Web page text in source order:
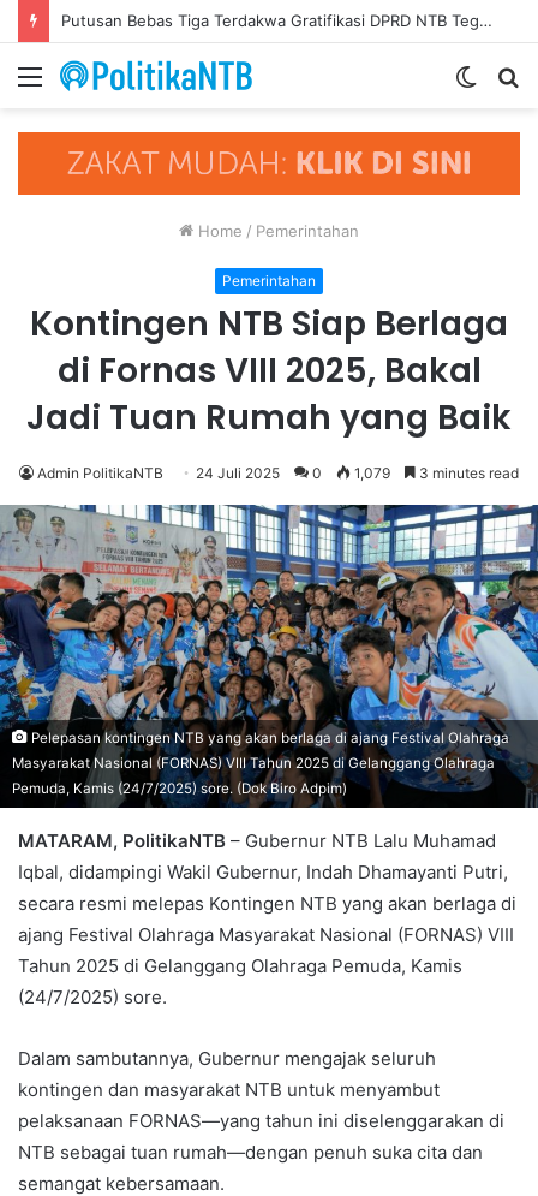
Putusan Bebas Tiga Terdakwa Gratifikasi DPRD NTB Tegaskan Keadilan Berdasarkan Fakta Persidangan
Menu
Switch
Home / Pemerintahan
Pemerintahan
Kontingen NTB Siap Berlaga
di Fornas VIII 2025, Bakal
Jadi Tuan Rumah yang Baik
Admin PolitikaNTB 24 Juli 2025 0 1,079 3 minutes read
Pelepasan kontingen NTB yang akan berlaga di ajang Festival Olahraga
Masyarakat Nasional (FORNAS) VIII Tahun 2025 di Gelanggang Olahraga
Pemuda, Kamis (24/7/2025) sore. (Dok Biro Adpim)
MATARAM, PolitikaNTB – Gubernur NTB Lalu Muhamad
Iqbal, didampingi Wakil Gubernur, Indah Dhamayanti Putri,
secara resmi melepas Kontingen NTB yang akan berlaga di
ajang Festival Olahraga Masyarakat Nasional (FORNAS) VIII
Tahun 2025 di Gelanggang Olahraga Pemuda, Kamis
(24/7/2025) sore.
Dalam sambutannya, Gubernur mengajak seluruh
kontingen dan masyarakat NTB untuk menyambut
pelaksanaan FORNAS—yang tahun ini diselenggarakan di
NTB sebagai tuan rumah—dengan penuh suka cita dan
semangat kebersamaan.